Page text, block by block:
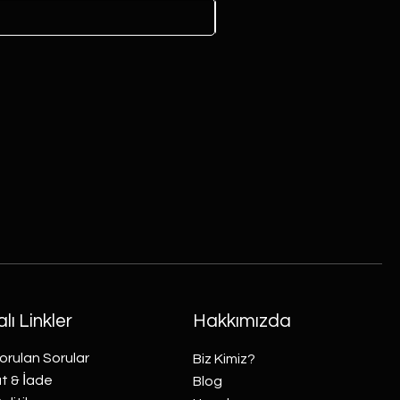
Linkler
Sorular
& İade
Hakkımızda
Biz Kimiz?
Blog